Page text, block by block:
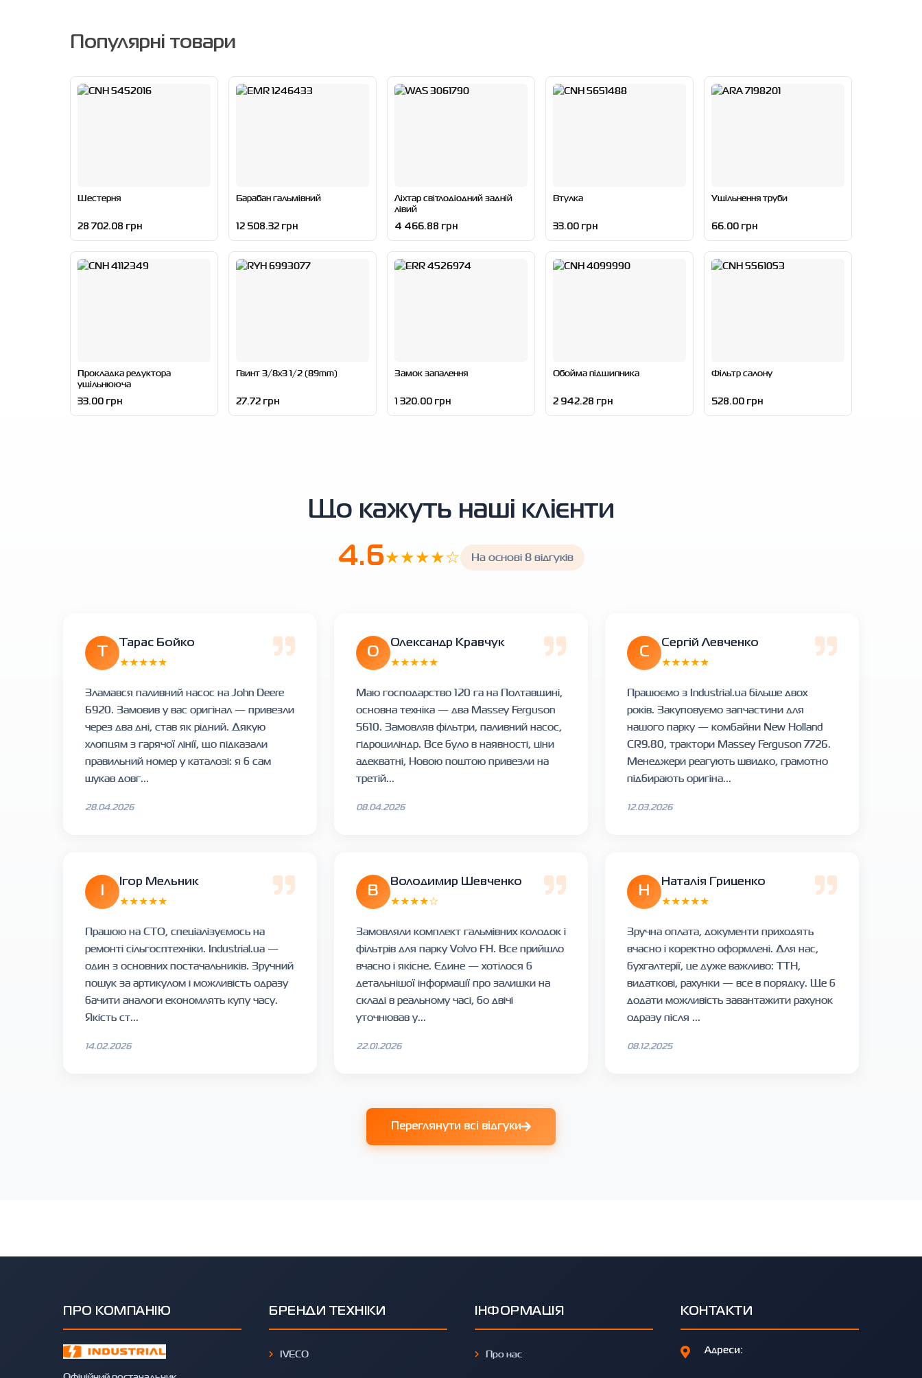
Популярні товари
Шестерня
28 702.08 грн
Барабан гальмівний
12 508.32 грн
Ліхтар світлодіодний задній
лівий
4 466.88 грн
Втулка
33.00 грн
Ущільнення труби
66.00 грн
Прокладка редуктора
ущільнююча
33.00 грн
Гвинт 3/8x3 1/2 (89mm)
27.72 грн
Замок запалення
1 320.00 грн
Обойма пiдшипника
2 942.28 грн
Фільтр салону
528.00 грн
Що кажуть наші клієнти
4.6★★★★☆ На основі 8 відгуків
Тарас Бойко
★★★★★
Зламався паливний насос на John Deere
6920. Замовив у вас оригінал — привезли
через два дні, став як рідний. Дякую
хлопцям з гарячої лінії, що підказали
правильний номер у каталозі: я б сам
шукав довг...
28.04.2026
О
Олександр Кравчук
★★★★★
Маю господарство 120 га на Полтавщині,
основна техніка — два Massey Ferguson
5610. Замовляв фільтри, паливний насос,
гідроциліндр. Все було в наявності, ціни
адекватні, Новою поштою привезли на
третій...
08.04.2026
С
Сергій Левченко
★★★★★
Працюємо з Industrial.ua більше двох
років. Закуповуємо запчастини для
нашого парку — комбайни New Holland
CR9.80, трактори Massey Ferguson 7726.
Менеджери реагують швидко, грамотно
підбирають оригіна...
12.03.2026
Ігор Мельник
★★★★★
Працюю на СТО, спеціалізуємось на
ремонті сільгосптехніки. Industrial.ua —
один з основних постачальників. Зручний
пошук за артикулом і можливість одразу
бачити аналоги економлять купу часу.
Якість ст...
14.02.2026
В
Володимир Шевченко
★★★★☆
Замовляли комплект гальмівних колодок і
фільтрів для парку Volvo FH. Все прийшло
вчасно і якісне. Єдине — хотілося б
детальнішої інформації про залишки на
складі в реальному часі, бо двічі
уточнював у...
22.01.2026
Н
Наталія Гриценко
★★★★★
Зручна оплата, документи приходять
вчасно і коректно оформлені. Для нас,
бухгалтерії, це дуже важливо: ТТН,
видаткові, рахунки — все в порядку. Ще б
додати можливість завантажити рахунок
одразу після ...
08.12.2025
Переглянути всі відгуки
ПРО КОМПАНІЮ БРЕНДИ ТЕХНІКИ
IVECO
ІНФОРМАЦІЯ
Про нас
КОНТАКТИ
Адреси: